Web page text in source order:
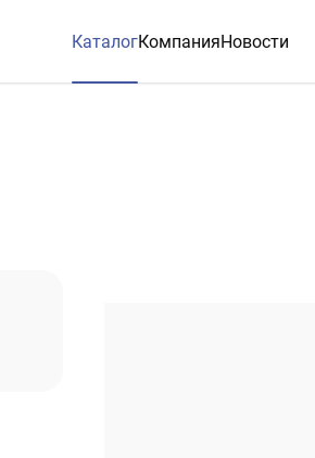
КаталогКомпанияНовости